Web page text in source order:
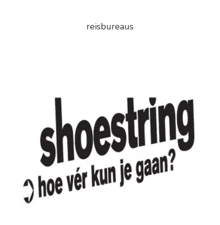
reisbureaus